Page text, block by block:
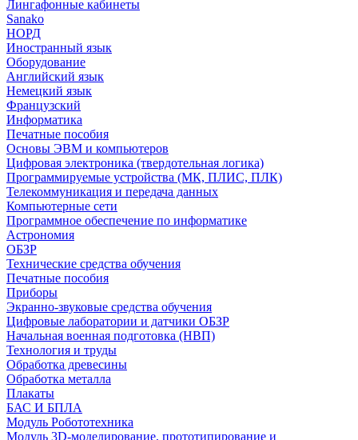
Лингафонные кабинеты
Sanako
НОРД
Иностранный язык
Оборудование
Английский язык
Немецкий язык
Французский
Информатика
Печатные пособия
Основы ЭВМ и компьютеров
Цифровая электроника (твердотельная логика)
Программируемые устройства (МК, ПЛИС, ПЛК)
Телекоммуникация и передача данных
Компьютерные сети
Программное обеспечение по информатике
Астрономия
ОБЗР
Технические средства обучения
Печатные пособия
Приборы
Экранно-звуковые средства обучения
Цифровые лаборатории и датчики ОБЗР
Начальная военная подготовка (НВП)
Технология и труды
Обработка древесины
Обработка металла
Плакаты
БАС И БПЛА
Модуль Робототехника
Модуль 3D-моделирование, прототипирование и